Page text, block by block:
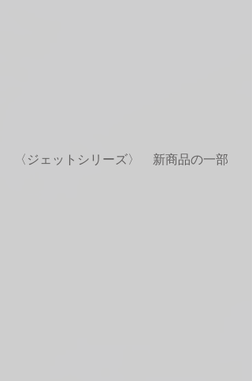
〈ジェットシリーズ〉　新商品の一部